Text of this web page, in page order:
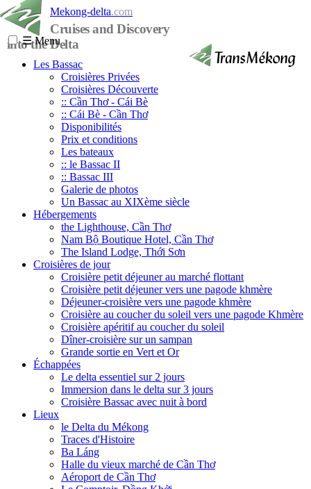
Mekong-delta.com
Cruises and Discovery
into the Delta
☰Menu
Les Bassac
Croisières Privées
Croisières Découverte
:: Cần Thơ - Cái Bè
:: Cái Bè - Cần Thơ
Disponibilités
Prix et conditions
Les bateaux
:: le Bassac II
:: Bassac III
Galerie de photos
Un Bassac au XIXème siècle
Hébergements
the Lighthouse, Cần Thơ
Nam Bộ Boutique Hotel, Cần Thơ
The Island Lodge, Thới Sơn
Croisières de jour
Croisière petit déjeuner au marché flottant
Croisière petit déjeuner vers une pagode khmère
Déjeuner-croisière vers une pagode khmère
Croisière au coucher du soleil vers une pagode Khmère
Croisière apéritif au coucher du soleil
Dîner-croisière sur un sampan
Grande sortie en Vert et Or
Échappées
Le delta essentiel sur 2 jours
Immersion dans le delta sur 3 jours
Croisière Bassac avec nuit à bord
Lieux
le Delta du Mékong
Traces d'Histoire
Ba Láng
Halle du vieux marché de Cần Thơ
Aéroport de Cần Thơ